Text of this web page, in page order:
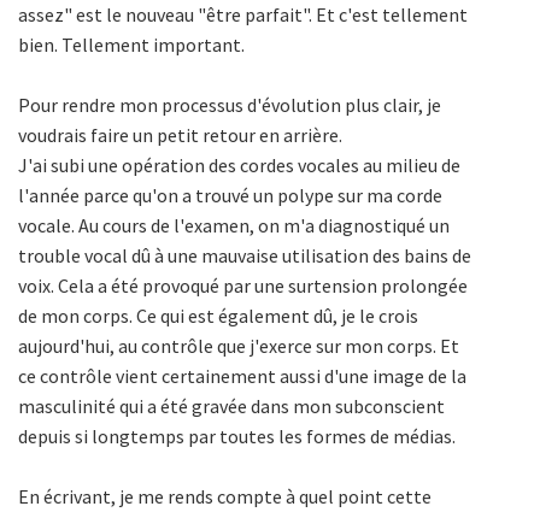
assez" est le nouveau "être parfait". Et c'est tellement
bien. Tellement important.
Pour rendre mon processus d'évolution plus clair, je
voudrais faire un petit retour en arrière.
J'ai subi une opération des cordes vocales au milieu de
l'année parce qu'on a trouvé un polype sur ma corde
vocale. Au cours de l'examen, on m'a diagnostiqué un
trouble vocal dû à une mauvaise utilisation des bains de
voix. Cela a été provoqué par une surtension prolongée
de mon corps. Ce qui est également dû, je le crois
aujourd'hui, au contrôle que j'exerce sur mon corps. Et
ce contrôle vient certainement aussi d'une image de la
masculinité qui a été gravée dans mon subconscient
depuis si longtemps par toutes les formes de médias.
En écrivant, je me rends compte à quel point cette